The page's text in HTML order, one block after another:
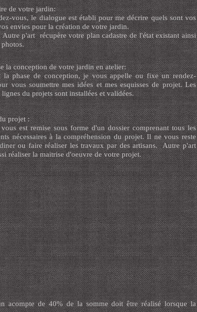
acompte de 40% de la somme doit être réalisé lorsque la
de votre jardin:
vous, le dialogue est établi pour me décrire quels sont vos
envies pour la création de votre jardin.
Autre p'art récupère votre plan cadastre de l'état existant ainsi
photos.
la conception de votre jardin en atelier:
la phase de conception, je vous appelle ou fixe un rendez-
vous soumettre mes idées et mes esquisses de projet. Les
lignes du projets sont installées et validées.
projet :
est remise sous forme d'un dossier comprenant tous les
nécessaires à la compréhension du projet. Il ne vous reste
ou faire réaliser les travaux par des artisans. Autre p'art
réaliser la maitrise d'oeuvre de votre projet.